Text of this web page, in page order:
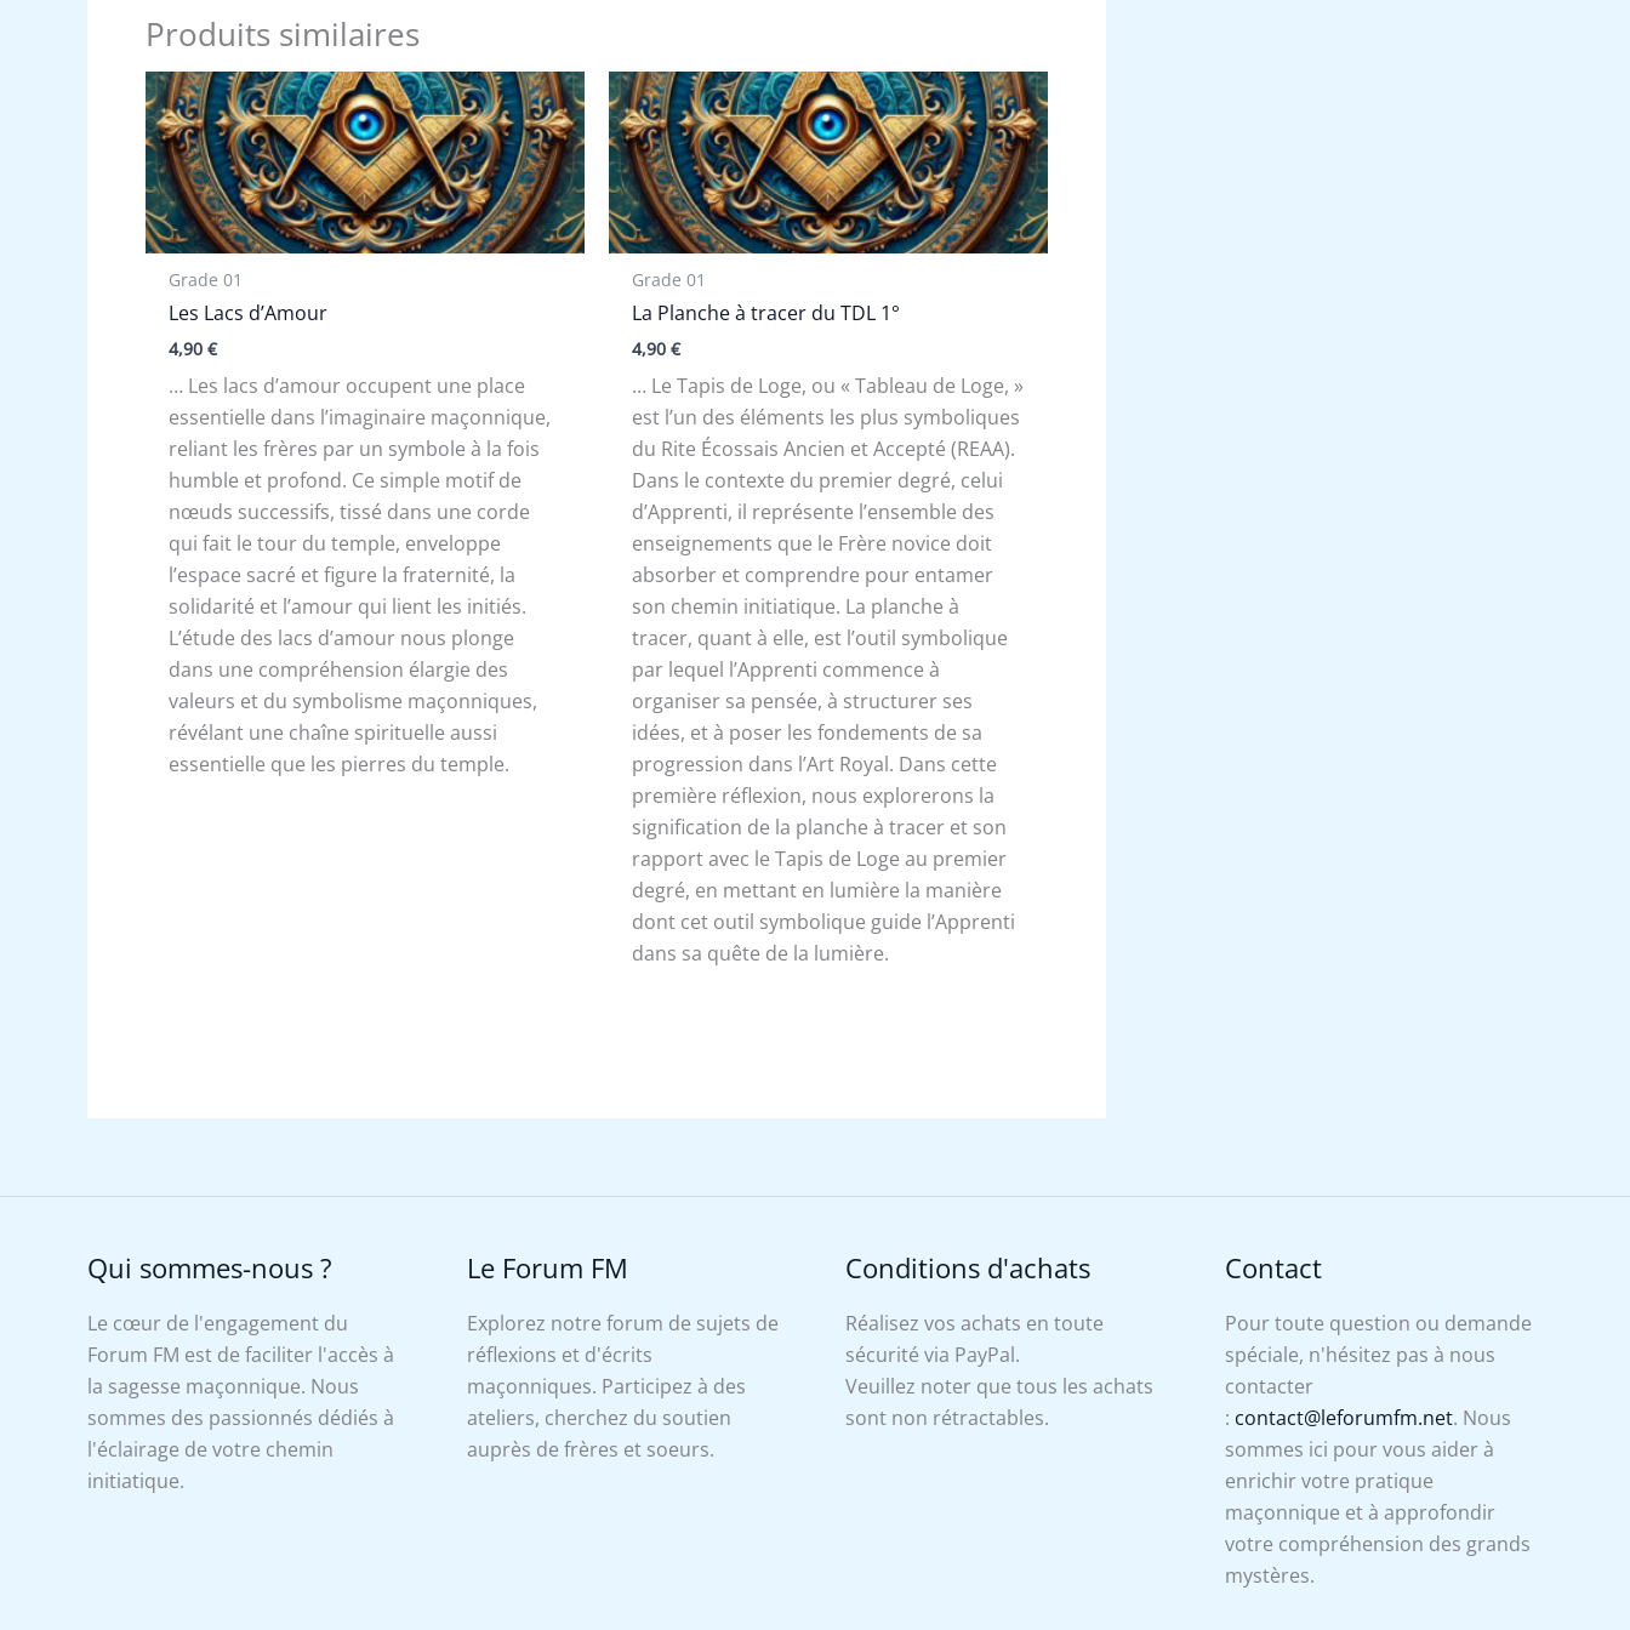
Produits similaires
Grade 01
Les Lacs d’Amour
4,90€
… Les lacs d’amour occupent une place
essentielle dans l’imaginaire maçonnique,
reliant les frères par un symbole à la fois
humble et profond. Ce simple motif de
nœuds successifs, tissé dans une corde
qui fait le tour du temple, enveloppe
l’espace sacré et figure la fraternité, la
solidarité et l’amour qui lient les initiés.
L’étude des lacs d’amour nous plonge
dans une compréhension élargie des
valeurs et du symbolisme maçonniques,
révélant une chaîne spirituelle aussi
essentielle que les pierres du temple.
Grade 01
La Planche à tracer du TDL 1°
4,90€
… Le Tapis de Loge, ou « Tableau de Loge, »
est l’un des éléments les plus symboliques
du Rite Écossais Ancien et Accepté (REAA).
Dans le contexte du premier degré, celui
d’Apprenti, il représente l’ensemble des
enseignements que le Frère novice doit
absorber et comprendre pour entamer
son chemin initiatique. La planche à
tracer, quant à elle, est l’outil symbolique
par lequel l’Apprenti commence à
organiser sa pensée, à structurer ses
idées, et à poser les fondements de sa
progression dans l’Art Royal. Dans cette
première réflexion, nous explorerons la
signification de la planche à tracer et son
rapport avec le Tapis de Loge au premier
degré, en mettant en lumière la manière
dont cet outil symbolique guide l’Apprenti
dans sa quête de la lumière.
Qui sommes-nous ?
Le cœur de l'engagement du
Forum FM est de faciliter l'accès à
la sagesse maçonnique. Nous
sommes des passionnés dédiés à
l'éclairage de votre chemin
initiatique.
Le Forum FM
Explorez notre forum de sujets de
réflexions et d'écrits
maçonniques. Participez à des
ateliers, cherchez du soutien
auprès de frères et soeurs.
Conditions d'achats
Réalisez vos achats en toute
sécurité via PayPal.
Veuillez noter que tous les achats
sont non rétractables.
Contact
Pour toute question ou demande
spéciale, n'hésitez pas à nous
contacter
: contact@leforumfm.net. Nous
sommes ici pour vous aider à
enrichir votre pratique
maçonnique et à approfondir
votre compréhension des grands
mystères.